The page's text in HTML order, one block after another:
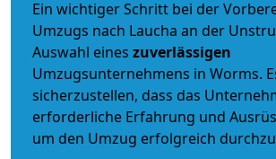
Ein wichtiger Schritt bei der
Umzugs nach Laucha an der
Auswahl eines zuverlässigen
Umzugsunternehmens in Worms.
sicherzustellen, dass das
erforderliche Erfahrung und
um den Umzug erfolgreich